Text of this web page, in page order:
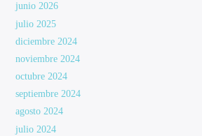
junio 2026
julio 2025
diciembre 2024
noviembre 2024
octubre 2024
septiembre 2024
agosto 2024
julio 2024